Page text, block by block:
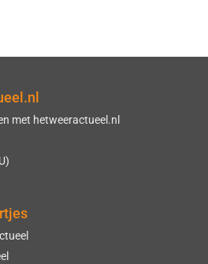
met hetweeractueel.nl